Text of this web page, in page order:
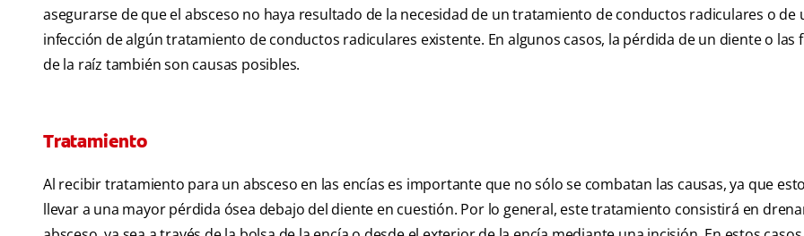
asegurarse de que el absceso no haya resultado de la necesidad de un tratamiento de conductos radiculares o de
infección de algún tratamiento de conductos radiculares existente. En algunos casos, la pérdida de un diente o las
de la raíz también son causas posibles.
Tratamiento
Al recibir tratamiento para un absceso en las encías es importante que no sólo se combatan las causas, ya que
llevar a una mayor pérdida ósea debajo del diente en cuestión. Por lo general, este tratamiento consistirá en